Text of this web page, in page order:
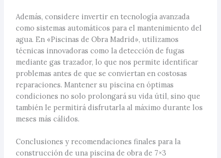
Además, considere invertir en tecnología avanzada
como sistemas automáticos para el mantenimiento del
agua. En «Piscinas de Obra Madrid», utilizamos
técnicas innovadoras como la detección de fugas
mediante gas trazador, lo que nos permite identificar
problemas antes de que se conviertan en costosas
reparaciones. Mantener su piscina en óptimas
condiciones no solo prolongará su vida útil, sino que
también le permitirá disfrutarla al máximo durante los
meses más cálidos.
Conclusiones y recomendaciones finales para la
construcción de una piscina de obra de 7×3